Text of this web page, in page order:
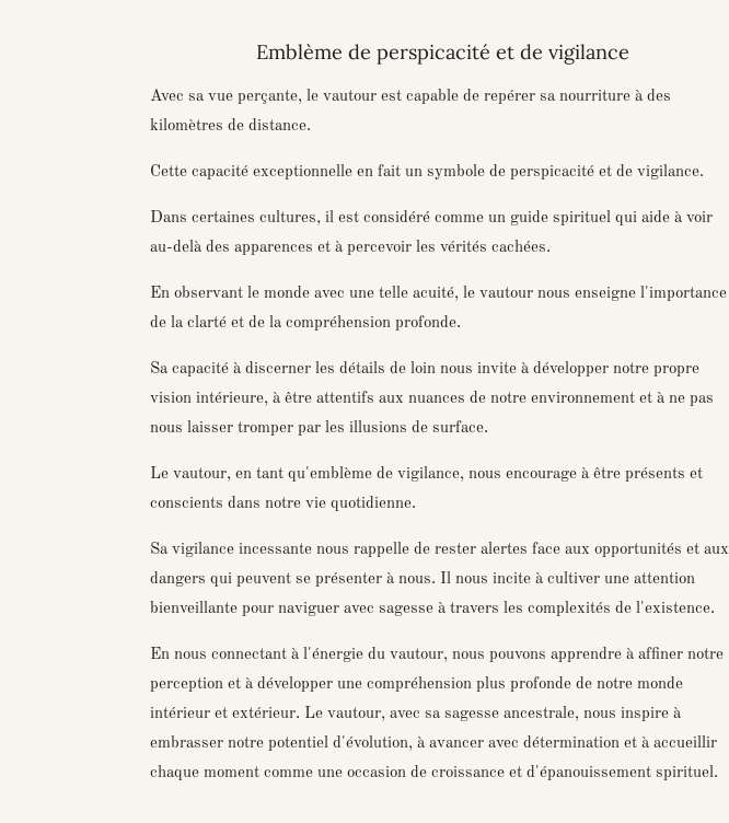
Emblème de perspicacité et de vigilance
Avec sa vue perçante, le vautour est capable de repérer sa nourriture à des
kilomètres de distance.
Cette capacité exceptionnelle en fait un symbole de perspicacité et de vigilance.
Dans certaines cultures, il est considéré comme un guide spirituel qui aide à voir
au-delà des apparences et à percevoir les vérités cachées.
En observant le monde avec une telle acuité, le vautour nous enseigne l'importance
de la clarté et de la compréhension profonde.
Sa capacité à discerner les détails de loin nous invite à développer notre propre
vision intérieure, à être attentifs aux nuances de notre environnement et à ne pas
nous laisser tromper par les illusions de surface.
Le vautour, en tant qu'emblème de vigilance, nous encourage à être présents et
conscients dans notre vie quotidienne.
Sa vigilance incessante nous rappelle de rester alertes face aux opportunités et aux
dangers qui peuvent se présenter à nous. Il nous incite à cultiver une attention
bienveillante pour naviguer avec sagesse à travers les complexités de l'existence.
En nous connectant à l'énergie du vautour, nous pouvons apprendre à affiner notre
perception et à développer une compréhension plus profonde de notre monde
intérieur et extérieur. Le vautour, avec sa sagesse ancestrale, nous inspire à
embrasser notre potentiel d'évolution, à avancer avec détermination et à accueillir
chaque moment comme une occasion de croissance et d'épanouissement spirituel.